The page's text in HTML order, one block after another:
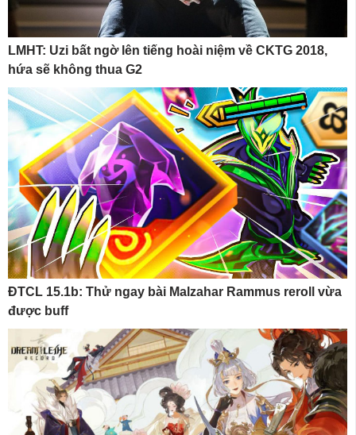
LMHT: Uzi bất ngờ lên tiếng hoài niệm về CKTG 2018,
hứa sẽ không thua G2
ĐTCL 15.1b: Thử ngay bài Malzahar Rammus reroll vừa
được buff